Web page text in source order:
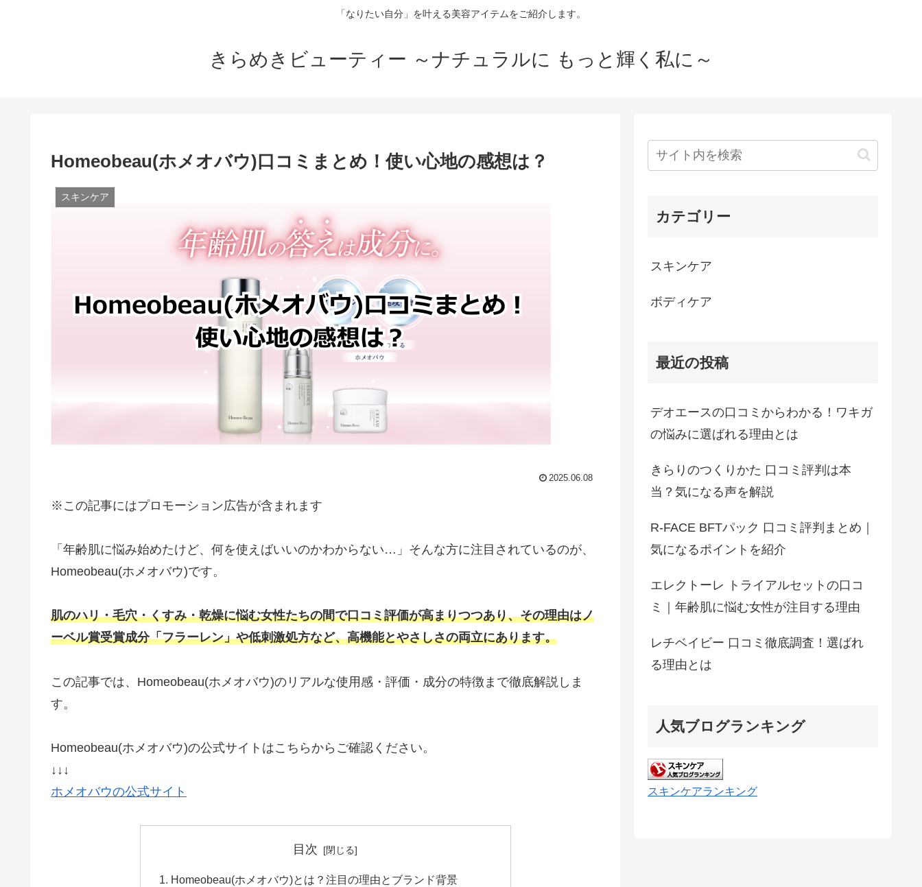
「なりたい自分」を叶える美容アイテムをご紹介します。
きらめきビューティー ～ナチュラルに もっと輝く私に～
Homeobeau(ホメオバウ)口コミまとめ！使い心地の感想は？
スキンケア
2025.06.08
※この記事にはプロモーション広告が含まれます
「年齢肌に悩み始めたけど、何を使えばいいのかわからない…」そんな方に注目されているのが、
Homeobeau(ホメオバウ)です。
肌のハリ・毛穴・くすみ・乾燥に悩む女性たちの間で口コミ評価が高まりつつあり、その理由はノ
ーベル賞受賞成分「フラーレン」や低刺激処方など、高機能とやさしさの両立にあります。
この記事では、Homeobeau(ホメオバウ)のリアルな使用感・評価・成分の特徴まで徹底解説しま
す。
Homeobeau(ホメオバウ)の公式サイトはこちらからご確認ください。
↓↓↓
ホメオバウの公式サイト
目次
Homeobeau(ホメオバウ)とは？注目の理由とブランド背景
カテゴリー
スキンケア
ボディケア
最近の投稿
デオエースの口コミからわかる！ワキガ
の悩みに選ばれる理由とは
きらりのつくりかた 口コミ評判は本
当？気になる声を解説
R-FACE BFTパック 口コミ評判まとめ｜
気になるポイントを紹介
エレクトーレ トライアルセットの口コ
ミ｜年齢肌に悩む女性が注目する理由
レチベイビー 口コミ徹底調査！選ばれ
る理由とは
人気ブログランキング
スキンケアランキング